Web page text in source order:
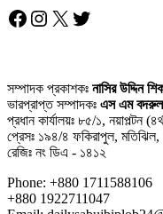
Facebook
Instagram
X Twitter
সম্পাদক প্রকাশকঃ নাসির উদ্দিন
ভারপ্রাপ্ত সম্পাদকঃ এস এম
প্রধান কার্যালয়ঃ ৮৫/১, নয়াপল্টন
প্রেসঃ ১৯৪/৪ ফকিরাপুল, মতিঝিল,
রেজিঃ নং ডিএ - ১৪১২
Phone: +880 1711588106
+880 1922711047